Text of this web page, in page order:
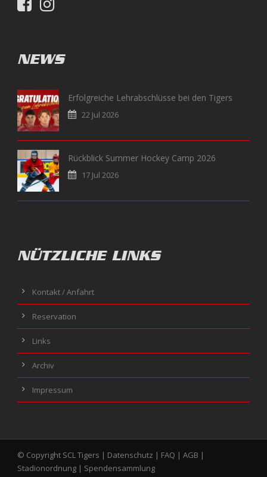
NEWS
Erfolgreiche Lehrabschlüsse bei den Tigers
22 Jul 2026
Rückblick Summer Hockey Camp 2026
17 Jul 2026
NÜTZLICHE LINKS
Kontakt / Anfahrt
Reservation
Links
Archiv
Impressum
© Copyright SCL Tigers | Datenschutz | FAQ | AGB |
Stadionordnung | Spendensammlung